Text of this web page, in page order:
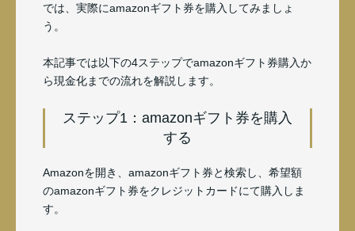
では、実際にamazonギフト券を購入してみましょ
う。
本記事では以下の4ステップでamazonギフト券購入か
ら現金化までの流れを解説します。
ステップ1：amazonギフト券を購入
する
Amazonを開き、amazonギフト券と検索し、希望額
のamazonギフト券をクレジットカードにて購入しま
す。